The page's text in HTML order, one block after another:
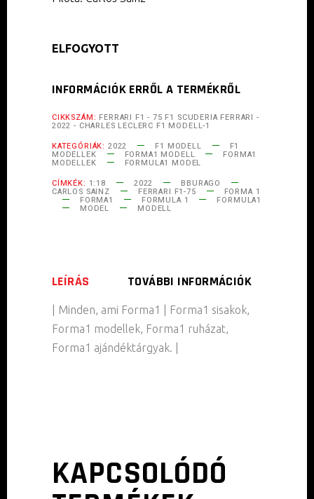
ELFOGYOTT
INFORMÁCIÓK ERRŐL A TERMÉKRŐL
CIKKSZÁM: FERRARI F1 - 75 F1 SCUDERIA FERRARI -
2022 - CHARLES LECLERC F1 MODELL-1
KATEGÓRIÁK: 2022 F1 MODELL F1
MODELLEK FORMA1 MODELL FORMA1
MODELLEK
FORMULA1 MODEL
CÍMKÉK: 1:18 2022 BBURAGO
CARLOS SAINZ FERRARI F1-75 FORMA 1
FORMA1 FORMULA 1 FORMULA1
MODEL MODELL
LEÍRÁS TOVÁBBI INFORMÁCIÓK
| Minden, ami Forma1 | Forma1 sisakok,
Forma1 modellek, Forma1 ruházat,
Forma1 ajándéktárgyak. |
KAPCSOLÓDÓ